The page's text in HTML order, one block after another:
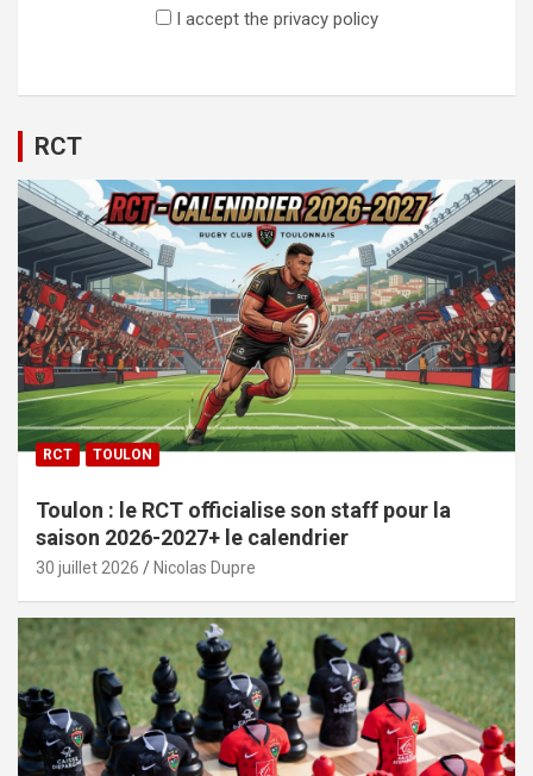
I accept the privacy policy
RCT
RCT TOULON
Toulon : le RCT officialise son staff pour la
saison 2026-2027+ le calendrier
30 juillet 2026 Nicolas Dupre